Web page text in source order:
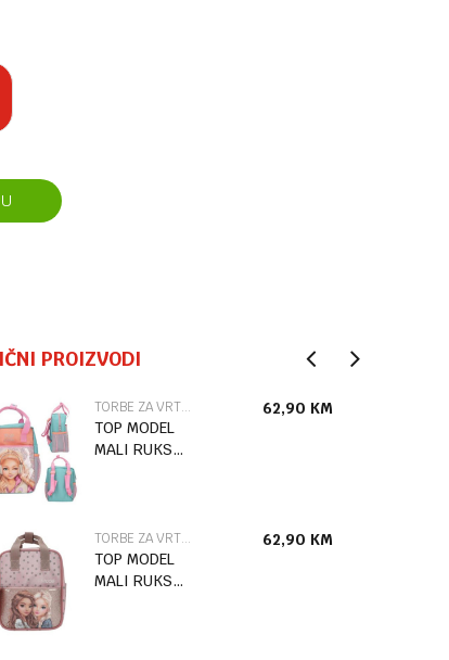
PROIZVODI
TORBE ZA VRTIĆ
TOP MODEL
MALI RUKSAK
62,90 KM
TORBE ZA VRTIĆ
TOP MODEL
MALI RUKSAK
62,90 KM